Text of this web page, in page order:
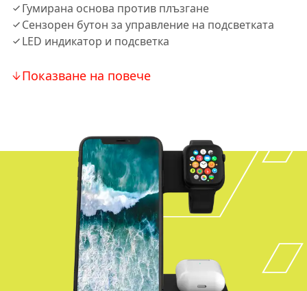
Гумирана основа против плъзгане
Сензорен бутон за управление на подсветката
LED индикатор и подсветка
Показване на повече